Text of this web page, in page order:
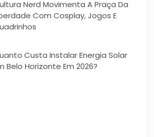
Nerd Movimenta A Praça Da
Com Cosplay, Jogos E
Custa Instalar Energia Solar
Belo Horizonte Em 2026?